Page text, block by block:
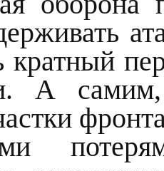
кратный
А самим,